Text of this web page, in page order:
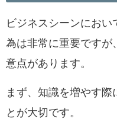
ビジネスシーンにおい
為は非常に重要ですが
意点があります。
まず、知識を増やす際
とが大切です。